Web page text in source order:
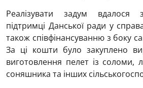
Реалізувати задум вдалося
підтримці Данської ради у
також співфінансуванню з боку
За ці кошти було закуплено
виготовлення пелет із
соняшника та інших